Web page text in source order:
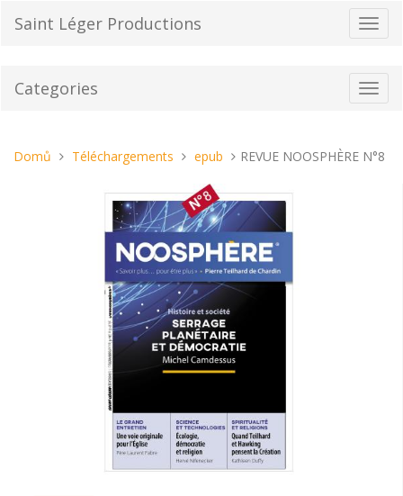
Saint Léger Productions
Categories
Nacházíte
Domů Téléchargements epub REVUE NOOSPHÈRE N°8